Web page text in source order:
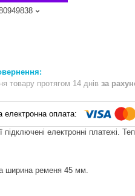
товару протягом 14 днів за
підключені електронні платежі.
ширина ременя 45 мм.